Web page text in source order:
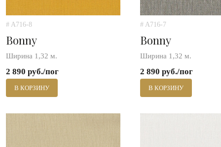
# A716-8
Bonny
Ширина 1,32 м.
2 890 руб./пог
В КОРЗИНУ
# A716-7
Bonny
Ширина 1,32 м.
2 890 руб./пог
В КОРЗИНУ